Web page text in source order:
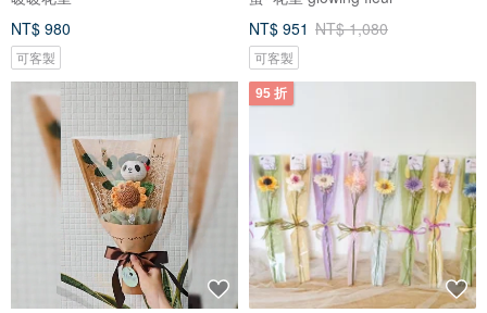
NT$ 980
可客製
NT$ 951 NT$ 1,080
可客製
95 折